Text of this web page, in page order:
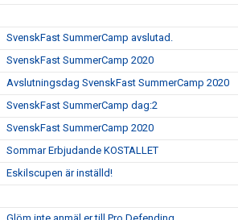
SvenskFast SummerCamp avslutad.
SvenskFast SummerCamp 2020
Avslutningsdag SvenskFast SummerCamp 2020
SvenskFast SummerCamp dag:2
SvenskFast SummerCamp 2020
Sommar Erbjudande KOSTALLET
Eskilscupen är inställd!